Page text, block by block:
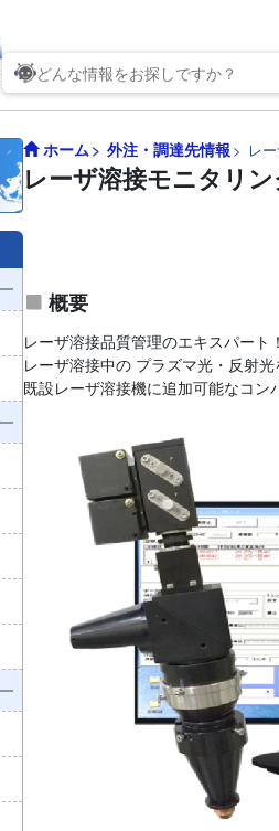
ホーム 外注・調達先情報 レ
レーザ溶接モニタリ
概要
レーザ溶接品質管理のエキスパート
レーザ溶接中の プラズマ光・反射
既設レーザ溶接機に追加可能なコン